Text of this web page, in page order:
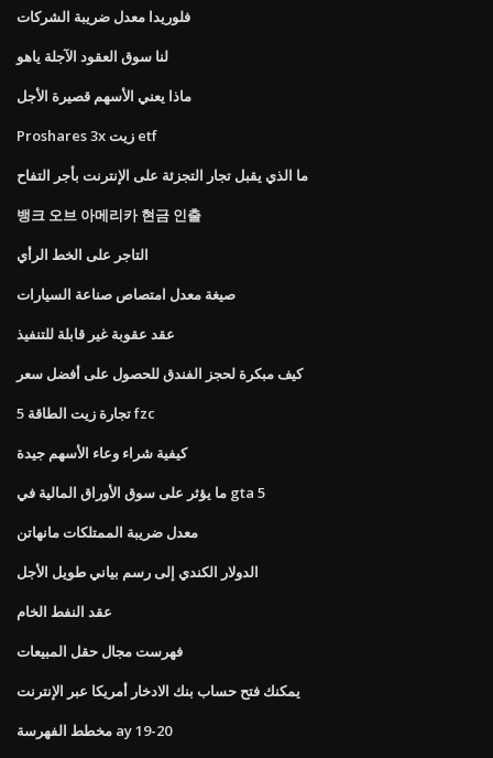
فلوريدا معدل ضريبة الشركات
لنا سوق العقود الآجلة ياهو
ماذا يعني الأسهم قصيرة الأجل
Proshares 3x زيت etf
ما الذي يقبل تجار التجزئة على الإنترنت بأجر التفاح
뱅크 오브 아메리카 현금 인출
التاجر على الخط الرأي
صيغة معدل امتصاص صناعة السيارات
عقد عقوبة غير قابلة للتنفيذ
كيف مبكرة لحجز الفندق للحصول على أفضل سعر
5 تجارة زيت الطاقة fzc
كيفية شراء وعاء الأسهم جيدة
ما يؤثر على سوق الأوراق المالية في gta 5
معدل ضريبة الممتلكات مانهاتن
الدولار الكندي إلى رسم بياني طويل الأجل
عقد النفط الخام
فهرست مجال حقل المبيعات
يمكنك فتح حساب بنك الادخار أمريكا عبر الإنترنت
مخطط الفهرسة ay 19-20